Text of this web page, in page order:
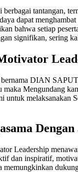
tantangan,
dapat
bahwa setiap
signifikan, sering
DIAN
Mengundang
untuk melaksanakan
Dengan
Leadership
dan inspiratif,
memungkinkan